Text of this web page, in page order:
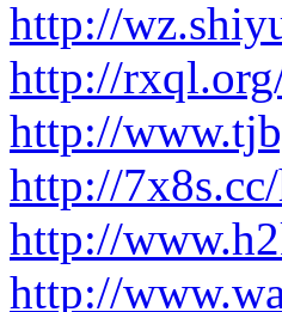
http://
http://
http://
http://
http://
http://